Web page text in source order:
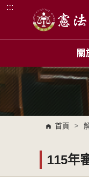
跳到主要內容區塊
:::
關
首頁 >
115年